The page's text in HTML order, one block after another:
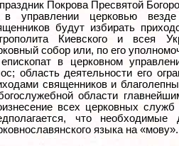
Покрова Пресвятой
управлении церковью
будут избирать
Киевского и всея
собор или, по его
в церковном
область деятельности его
священников и
области
всех церковных
что
языка на «мову».